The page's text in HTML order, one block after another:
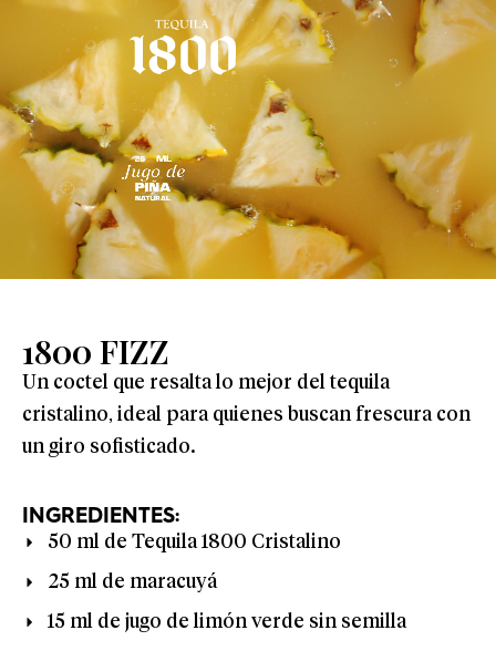
1800 FIZZ
Un coctel que resalta lo mejor del tequila
cristalino, ideal para quienes buscan frescura con
un giro sofisticado.
INGREDIENTES:
50 ml de Tequila 1800 Cristalino
25 ml de maracuyá
15 ml de jugo de limón verde sin semilla